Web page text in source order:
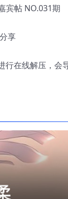
宾帖 NO.031期
享
行在线解压，